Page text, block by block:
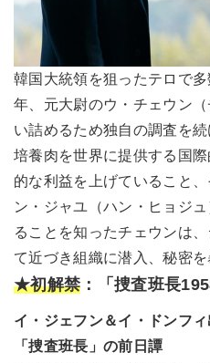
韓国大統領を狙ったテロで
年、元大尉のウ・チェウン
い詰めるため独自の調査を
培養肉を世界に提供する国
的な利益を上げていること
ン・ジャユ（ハン・ヒョジ
ることを知ったチェウンは
て近づき組織に潜入、秘密を
★初解禁 ：「捜査班長
イ・ジェフン＆イ・ドンフ
「捜査班長」の前日譚